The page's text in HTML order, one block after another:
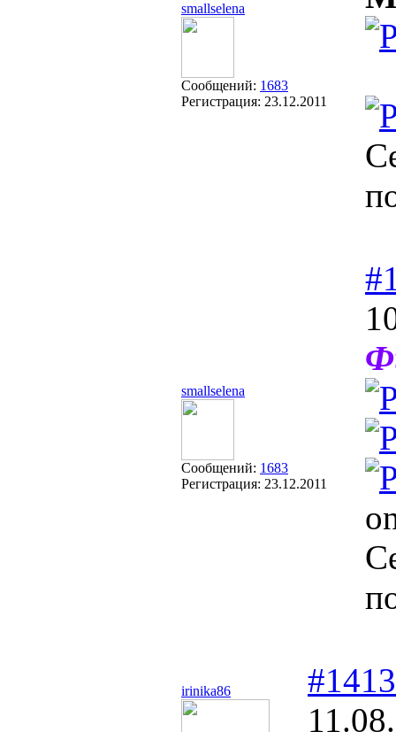
smallselena
Сообщений: 1683
Регистрация: 23.12.2011
smallselena
Сообщений: 1683
Регистрация: 23.12.2011
irinika86
#1413